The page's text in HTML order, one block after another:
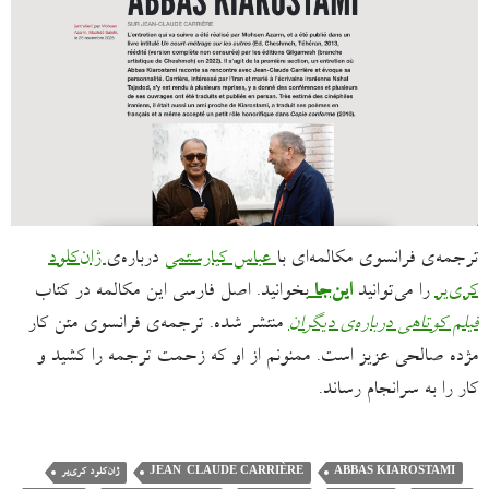
ترجمه‌ی فرانسوی مکالمه‌ای باعباس کیارستمی درباره‌یژان‌کلود
کری‌یر را می‌توانیداین‌جابخوانید. اصل فارسی این مکالمه در کتاب
فیلم کوتاهی درباره‌ی دیگران منتشر شده. ترجمه‌ی فرانسوی متن کار
مژده صالحی عزیز است. ممنونم از او که زحمت ترجمه را کشید و
کار را به سرانجام رساند.
ABBAS KIAROSTAMI
JEAN-CLAUDE CARRIÈRE ژان‌کلود کری‌یر